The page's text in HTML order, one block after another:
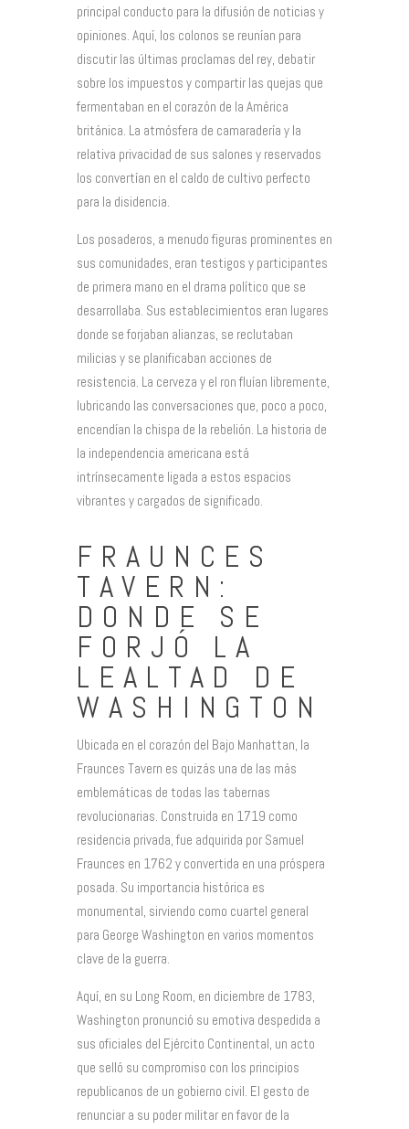
principal conducto para la difusión de noticias y
opiniones. Aquí, los colonos se reunían para
discutir las últimas proclamas del rey, debatir
sobre los impuestos y compartir las quejas que
fermentaban en el corazón de la América
británica. La atmósfera de camaradería y la
relativa privacidad de sus salones y reservados
los convertían en el caldo de cultivo perfecto
para la disidencia.
Los posaderos, a menudo figuras prominentes en
sus comunidades, eran testigos y participantes
de primera mano en el drama político que se
desarrollaba. Sus establecimientos eran lugares
donde se forjaban alianzas, se reclutaban
milicias y se planificaban acciones de
resistencia. La cerveza y el ron fluían libremente,
lubricando las conversaciones que, poco a poco,
encendían la chispa de la rebelión. La historia de
la independencia americana está
intrínsecamente ligada a estos espacios
vibrantes y cargados de significado.
FRAUNCES
TAVERN:
DONDE SE
FORJÓ LA
LEALTAD DE
WASHINGTON
Ubicada en el corazón del Bajo Manhattan, la
Fraunces Tavern es quizás una de las más
emblemáticas de todas las tabernas
revolucionarias. Construida en 1719 como
residencia privada, fue adquirida por Samuel
Fraunces en 1762 y convertida en una próspera
posada. Su importancia histórica es
monumental, sirviendo como cuartel general
para George Washington en varios momentos
clave de la guerra.
Aquí, en su Long Room, en diciembre de 1783,
Washington pronunció su emotiva despedida a
sus oficiales del Ejército Continental, un acto
que selló su compromiso con los principios
republicanos de un gobierno civil. El gesto de
renunciar a su poder militar en favor de la